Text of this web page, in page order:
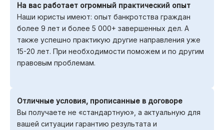
На вас работает огромный практический опыт
Наши юристы имеют: опыт банкротства граждан
более 9 лет и более 5 000+ завершенных дел. А
также успешно практикую другие направления уже
15-20 лет. При необходимости поможем и по другим
правовым проблемам.
Отличные условия, прописанные в договоре
Вы получаете не «стандартную», а актуальную для
вашей ситуации гарантию результата и